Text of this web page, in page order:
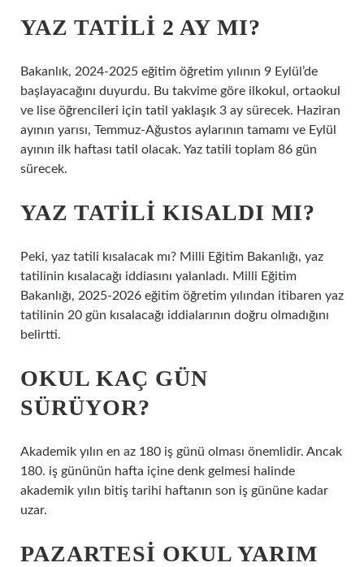
YAZ TATILI 2 AY MI?
Bakanlık, 2024-2025 eğitim öğretim yılının 9 Eylül’de
başlayacağını duyurdu. Bu takvime göre ilkokul, ortaokul
ve lise öğrencileri için tatil yaklaşık 3 ay sürecek. Haziran
ayının yarısı, Temmuz-Ağustos aylarının tamamı ve Eylül
ayının ilk haftası tatil olacak. Yaz tatili toplam 86 gün
sürecek.
YAZ TATILI KISALDI MI?
Peki, yaz tatili kısalacak mı? Milli Eğitim Bakanlığı, yaz
tatilinin kısalacağı iddiasını yalanladı. Milli Eğitim
Bakanlığı, 2025-2026 eğitim öğretim yılından itibaren yaz
tatilinin 20 gün kısalacağı iddialarının doğru olmadığını
belirtti.
OKUL KAÇ GÜN
SÜRÜYOR?
Akademik yılın en az 180 iş günü olması önemlidir. Ancak
180. iş gününün hafta içine denk gelmesi halinde
akademik yılın bitiş tarihi haftanın son iş gününe kadar
uzar.
PAZARTESI OKUL YARIM